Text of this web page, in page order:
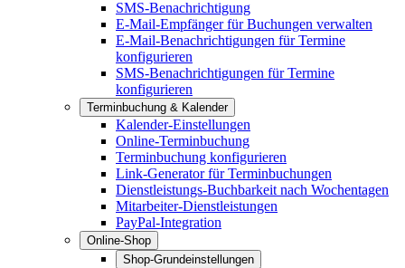
SMS-Benachrichtigung
E-Mail-Empfänger für Buchungen verwalten
E-Mail-Benachrichtigungen für Termine
konfigurieren
SMS-Benachrichtigungen für Termine
konfigurieren
Terminbuchung & Kalender
Kalender-Einstellungen
Online-Terminbuchung
Terminbuchung konfigurieren
Link-Generator für Terminbuchungen
Dienstleistungs-Buchbarkeit nach Wochentagen
Mitarbeiter-Dienstleistungen
PayPal-Integration
Online-Shop
Shop-Grundeinstellungen